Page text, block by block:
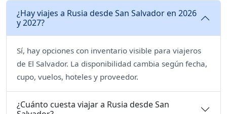
¿Hay viajes a Rusia desde San Salvador en 2026
y 2027?
Sí, hay opciones con inventario visible para viajeros
de El Salvador. La disponibilidad cambia según fecha,
cupo, vuelos, hoteles y proveedor.
¿Cuánto cuesta viajar a Rusia desde San